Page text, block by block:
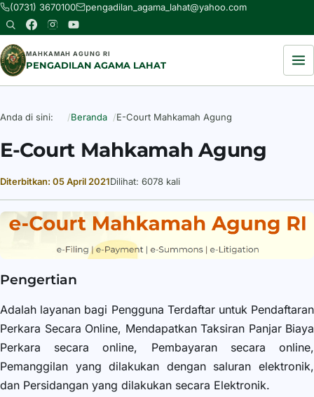
(0731) 3670100 pengadilan_agama_lahat@yahoo.com
MAHKAMAH AGUNG RI
PENGADILAN AGAMA LAHAT
Anda di sini: Beranda E-Court Mahkamah Agung
E-Court Mahkamah Agung
Rincian
Diterbitkan: 05 April 2021Dilihat: 6078 kali
Pengertian
Adalah layanan bagi Pengguna Terdaftar untuk Pendaftaran
Perkara Secara Online, Mendapatkan Taksiran Panjar Biaya
Perkara secara online, Pembayaran secara online,
Pemanggilan yang dilakukan dengan saluran elektronik,
dan Persidangan yang dilakukan secara Elektronik.